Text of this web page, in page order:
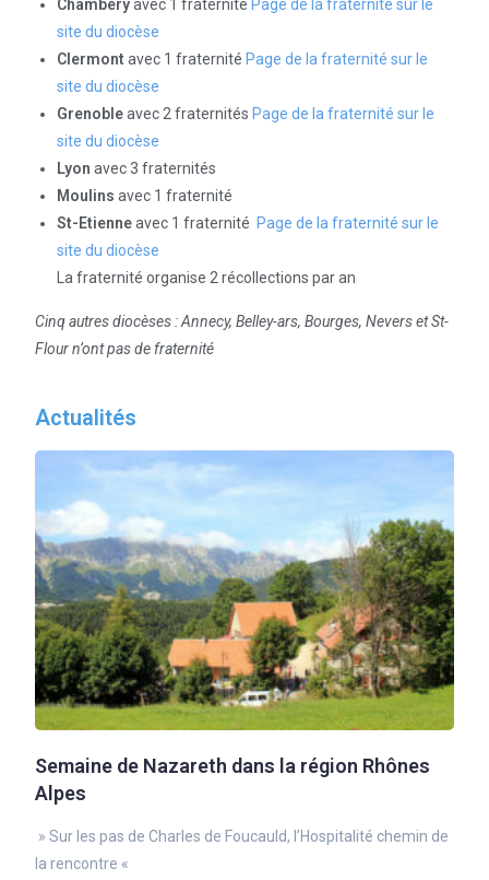
Chambéryavec 1 fraternité Page de la fraternité sur le
site du diocèse
Clermontavec 1 fraternité Page de la fraternité sur le
site du diocèse
Grenobleavec 2 fraternités Page de la fraternité sur le
site du diocèse
Lyon avec 3 fraternités
Moulins avec 1 fraternité
St-Etienneavec 1 fraternité Page de la fraternité sur le
site du diocèse
La fraternité organise 2 récollections par an
Cinq autres diocèses : Annecy, Belley-ars, Bourges, Nevers et St-
Flour n’ont pas de fraternité
Actualités
Semaine de Nazareth dans la région Rhônes
Alpes
» Sur les pas de Charles de Foucauld, l’Hospitalité chemin de
la rencontre «